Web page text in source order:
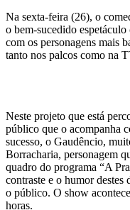
Na sexta-feira (26), o
o bem-sucedido
com os personagens mais
tanto nos palcos como na
Neste projeto que está
público que o acompanha
sucesso, o Gaudêncio,
Borracharia, personagem
quadro do programa “A
contraste e o humor destes
o público. O show
horas.